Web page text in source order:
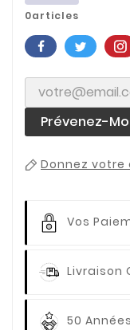
0articles
Prévenez-
Donnez votre
Vos
Livraison
50